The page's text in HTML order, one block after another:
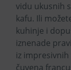
vidu ukusnih
kafu. Ili
kuhinje i
iznenade
iz
čuvena